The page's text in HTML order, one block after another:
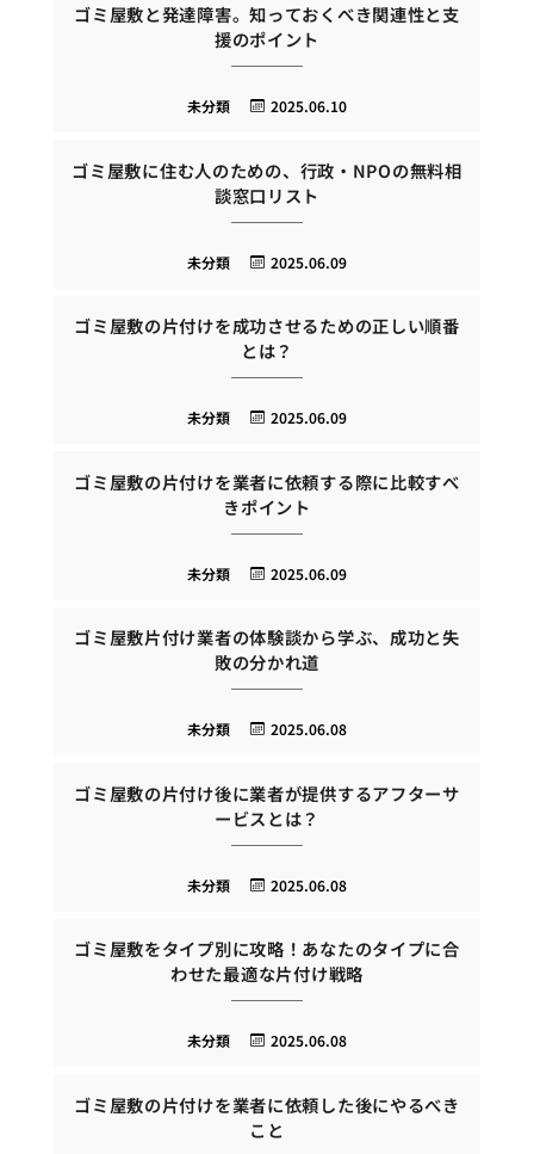
ゴミ屋敷と発達障害。知っておくべき関連性と支
援のポイント
2025.06.10
未分類
ゴミ屋敷に住む人のための、行政・NPOの無料相
談窓口リスト
2025.06.09
未分類
ゴミ屋敷の片付けを成功させるための正しい順番
とは？
2025.06.09
未分類
ゴミ屋敷の片付けを業者に依頼する際に比較すべ
きポイント
2025.06.09
未分類
ゴミ屋敷片付け業者の体験談から学ぶ、成功と失
敗の分かれ道
2025.06.08
未分類
ゴミ屋敷の片付け後に業者が提供するアフターサ
ービスとは？
2025.06.08
未分類
ゴミ屋敷をタイプ別に攻略！あなたのタイプに合
わせた最適な片付け戦略
2025.06.08
未分類
ゴミ屋敷の片付けを業者に依頼した後にやるべき
こと